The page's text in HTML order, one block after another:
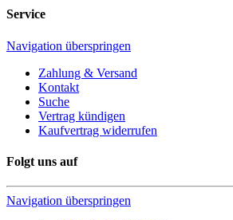
Service
Navigation überspringen
Zahlung & Versand
Kontakt
Suche
Vertrag kündigen
Kaufvertrag widerrufen
Folgt uns auf
Navigation überspringen